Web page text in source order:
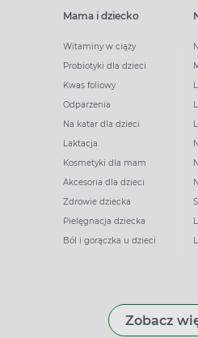
Mama i dziecko
Witaminy w ciąży
Probiotyki dla dzieci
Kwas foliowy
Odparzenia
Na katar dla dzieci
Laktacja
Kosmetyki dla mam
Akcesoria dla dzieci
Zdrowie dziecka
Pielęgnacja dziecka
Ból i gorączka u dzieci
Zobacz